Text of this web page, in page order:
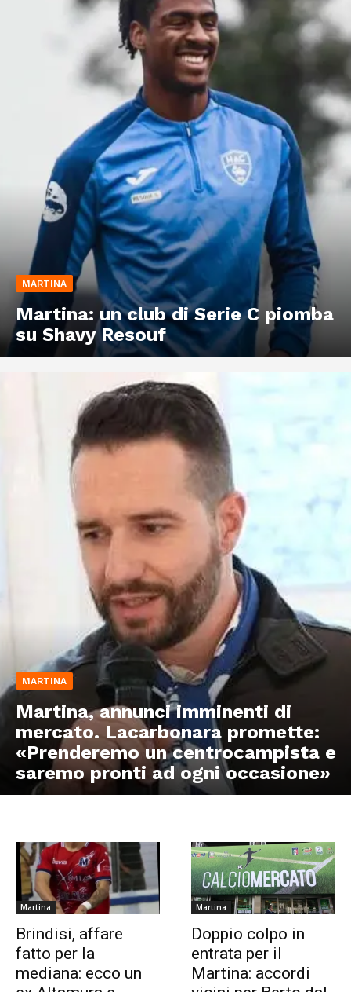
MARTINA
Martina: un club di Serie C piomba
su Shavy Resouf
MARTINA
Martina, annunci imminenti di
mercato. Lacarbonara promette:
«Prenderemo un centrocampista e
saremo pronti ad ogni occasione»
Martina
Brindisi, affare
fatto per la
mediana: ecco un
Martina
Doppio colpo in
entrata per il
Martina: accordi